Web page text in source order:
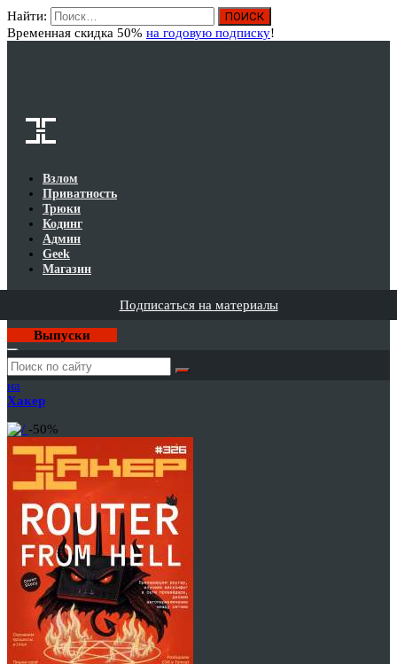
Найти:
Временная скидка 50% на годовую подписку!
Взлом
Приватность
Трюки
Кодинг
Админ
Geek
Магазин
Подписаться на материалы
Выпуски
Годовая
подписка
на
Хакер
-50%